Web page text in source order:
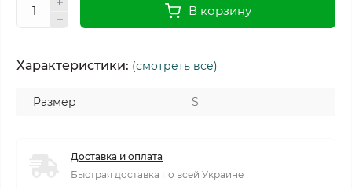
В корзину
Характеристики: (смотреть все)
Размер S
Доставка и оплата
Быстрая доставка по всей Украине